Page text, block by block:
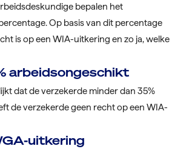
bepalen het
Op basis van dit percentage
is op een WIA-uitkering en zo ja, welke
arbeidsongeschikt
dat de verzekerde minder dan 35%
de verzekerde geen recht op een WIA-
uitkering